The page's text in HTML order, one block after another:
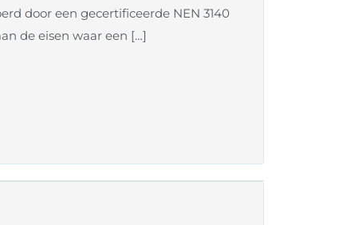
door een gecertificeerde NEN 3140
de eisen waar een […]